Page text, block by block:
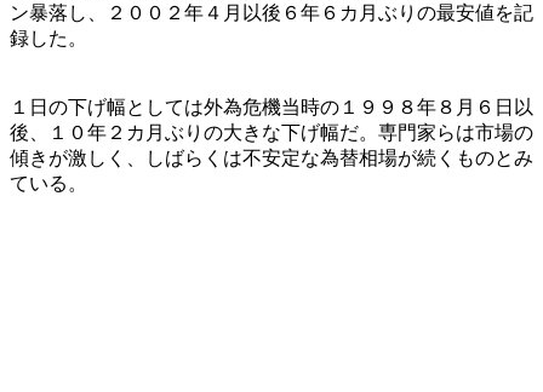
ン暴落し、２００２年４月以後６年６カ月ぶりの最安値を記
録した。
１日の下げ幅としては外為危機当時の１９９８年８月６日以
後、１０年２カ月ぶりの大きな下げ幅だ。専門家らは市場の
傾きが激しく、しばらくは不安定な為替相場が続くものとみ
ている。